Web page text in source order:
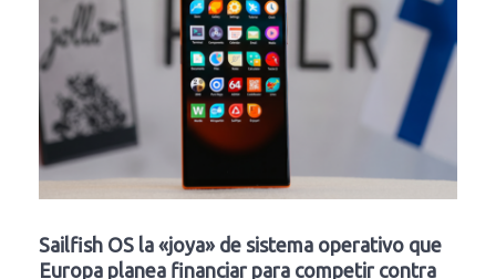
Sailfish OS la «joya» de sistema operativo que
Europa planea financiar para competir contra